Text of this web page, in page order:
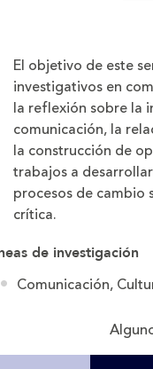
El objetivo de este
investigativos en
la reflexión sobre la
comunicación, la
la construcción de
trabajos a
procesos de cambio
crítica.
de investigación
Comunicación,